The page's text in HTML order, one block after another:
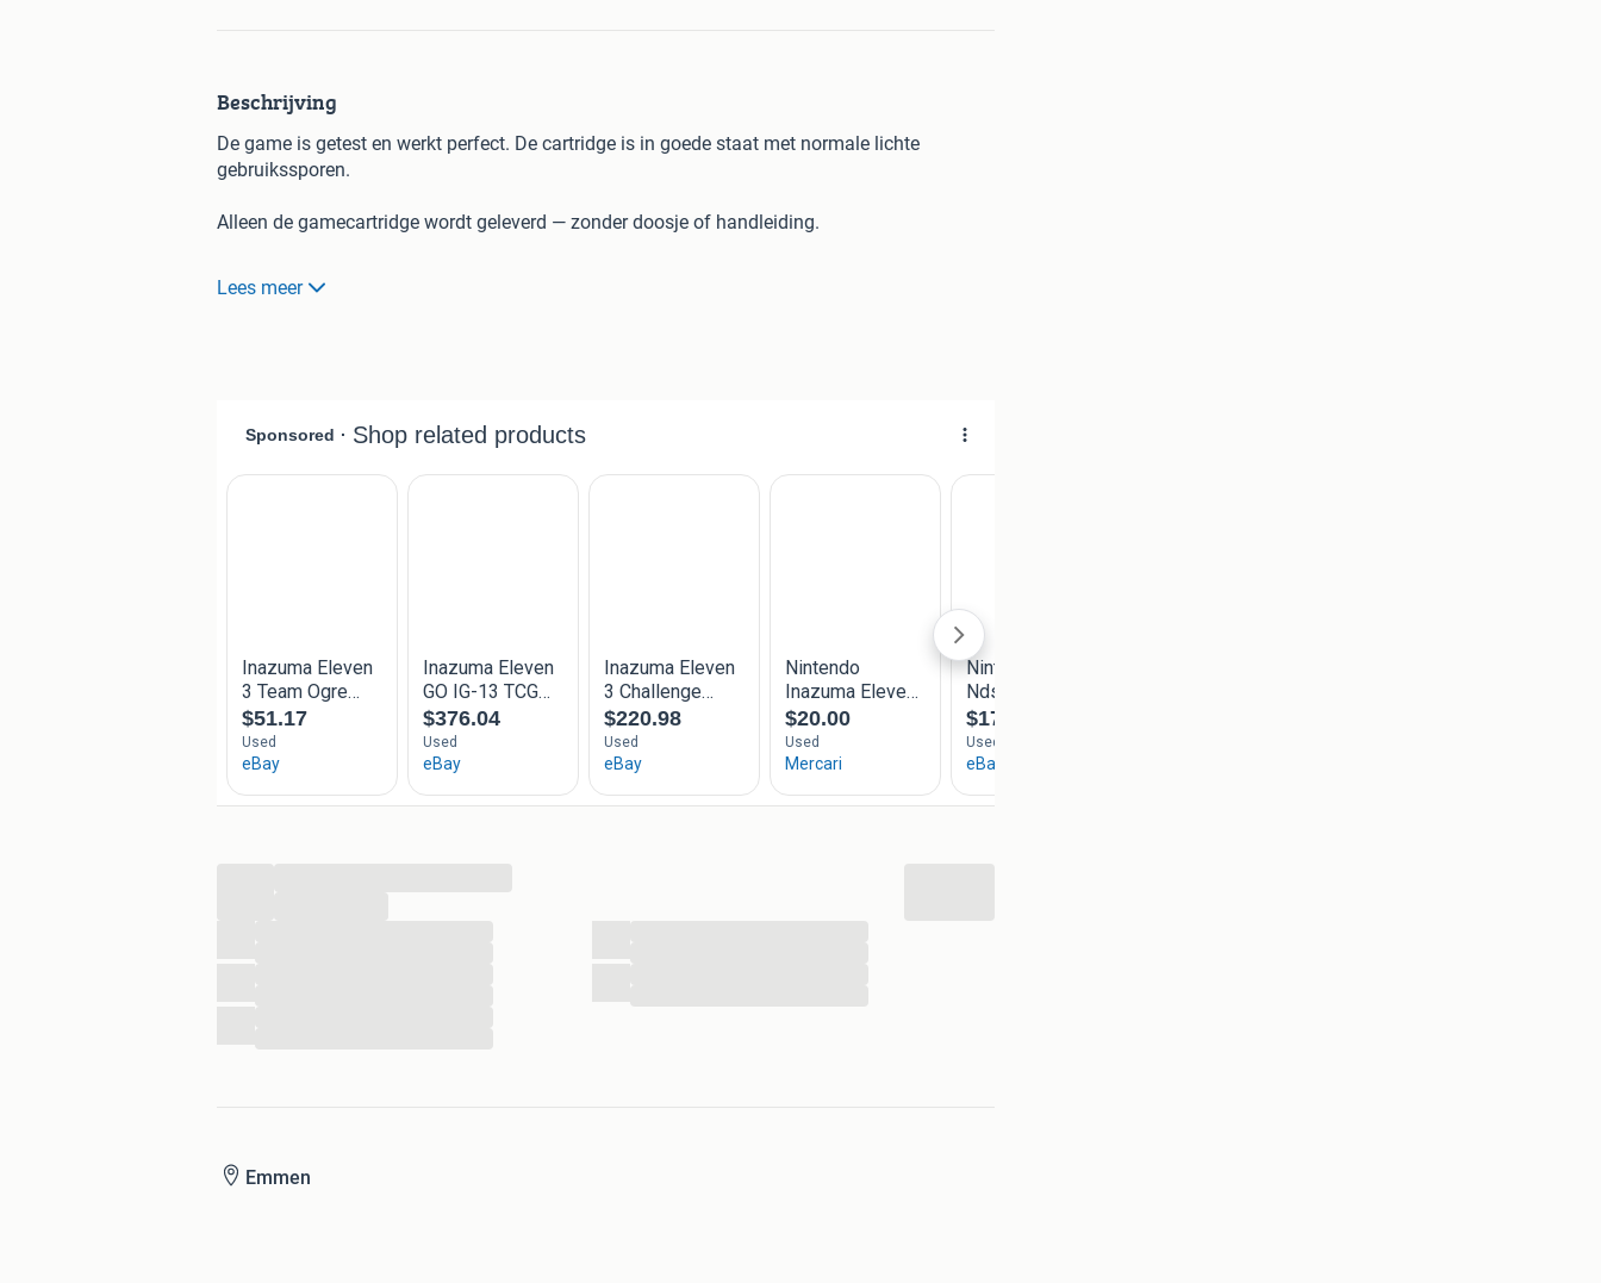
Beschrijving
De game is getest en werkt perfect. De cartridge is in goede staat met normale lichte
gebruikssporen.
Alleen de gamecartridge wordt geleverd — zonder doosje of handleiding.
Speel een uniek voetbal-RPG avontuur waarin je een team samenstelt, speciale schoten en
technieken leert en spannende wedstrijden speelt tegen sterke tegenstanders. Volg het
Verzenden en ophalen zijn allebei mogelijk. Stuur gerust een bericht als je vragen hebt.
Bekijk ook mijn andere advertenties voor meer Nintendo games.
Lees meer
Emmen